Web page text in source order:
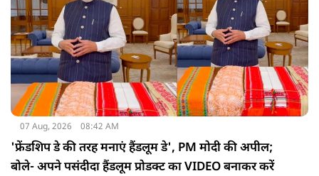
07 Aug, 2026 08:42 AM
'फ्रेंडशिप डे की तरह मनाएं हैंडलूम डे', PM मोदी की अपील;
बोले- अपने पसंदीदा हैंडलूम प्रोडक्ट का VIDEO बनाकर करें